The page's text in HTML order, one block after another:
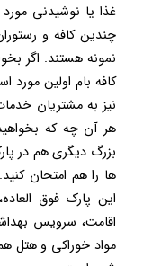
غذا یا نوشیدنی مورد
چندین کافه و
نمونه هستند. اگر
کافه بام اولین مورد
نیز به مشتریان
هر آن چه که
بزرگ دیگری هم در
ها را هم امتحان
این پارک فوق
اقامت، سرویس
مواد خوراکی و هتل